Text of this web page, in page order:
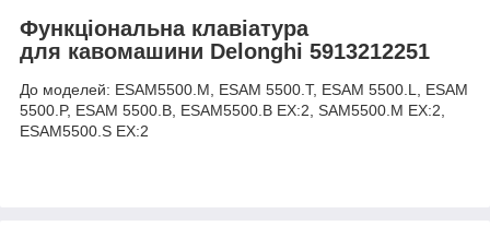
Функціональна клавіатура
для кавомашини Delonghi 5913212251
До моделей: ESAM5500.M, ESAM 5500.T, ESAM 5500.L, ESAM
5500.P, ESAM 5500.B, ESAM5500.B EX:2, SAM5500.M EX:2,
ESAM5500.S EX:2